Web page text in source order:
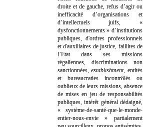
droite et de gauche, refus d’agir ou
inefficacité d’organisations et
d’intellectuels juifs, «
dysfonctionnements » d’institutions
publiques, d'ordres professionnels
et d'auxiliaires de justice, faillites de
l’Etat dans ses missions
régaliennes, discriminations non
sanctionnées,establishment, entités
et bureaucraties incontrôlés ou
oublieux de leurs missions, absence
de mises en jeu de responsabilités
publiques, intérêt général dédaigné,
« système-de-santé-que-le-monde-
entier-nous-envie » partialement